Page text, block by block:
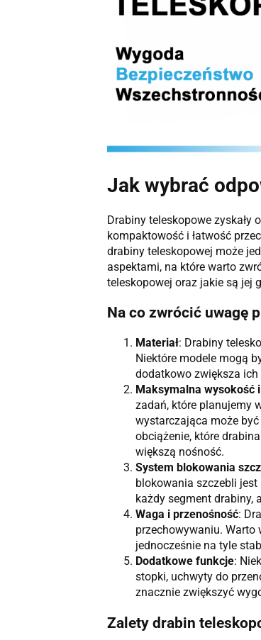
Jak wybrać
Drabiny teleskopowe
kompaktowość i łatwość
drabiny teleskopowej może
aspektami, na które warto
teleskopowej oraz jakie są jej
Na co zwrócić uwagę
Materiał: Drabiny
Niektóre modele mogą
dodatkowo zwiększa
Maksymalna wysokość
zadań, które planujemy
wystarczająca może
obciążenie, które
większą nośność.
System blokowania
blokowania szczebli jest
każdy segment drabiny,
Waga i przenośność:
przechowywaniu. Warto
jednocześnie na tyle
Dodatkowe funkcje:
stopki, uchwyty do
znacznie zwiększyć
Zalety drabin